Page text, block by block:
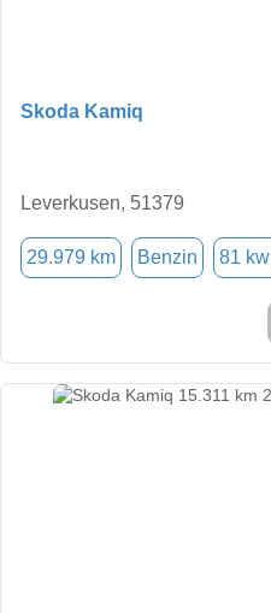
Skoda Kamiq
Leverkusen, 51379
29.979 km Benzin 81